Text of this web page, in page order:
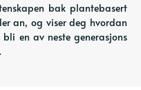
bak plantebasert
an, og viser deg hvordan
en av neste generasjons